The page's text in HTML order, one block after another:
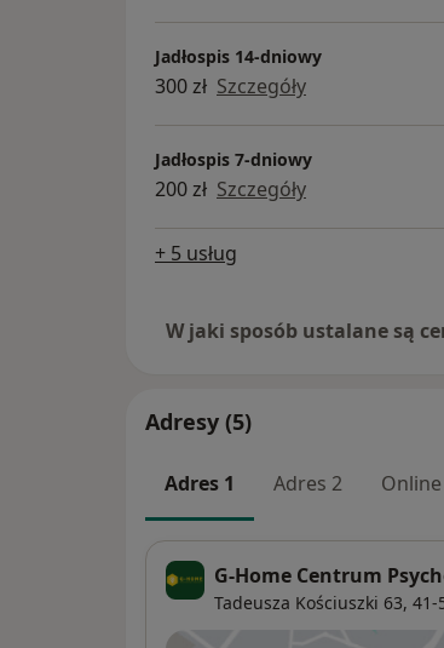
Jadłospis 14-dniowy
300 zł Szczegóły
Jadłospis 7-dniowy
200 zł Szczegóły
+ 5 usług
W jaki sposób ustalane są
Adresy (5)
Adres 1 Adres 2 Online
G-Home Centrum
Tadeusza Kościuszki 63, 41-